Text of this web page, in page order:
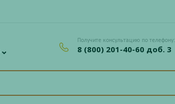
Получите консультацию по телефону:
8 (800) 201-40-60 доб. 3